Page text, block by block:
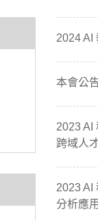
2024 AI
本會公
2023 AI
跨域人
2023 AI
分析應